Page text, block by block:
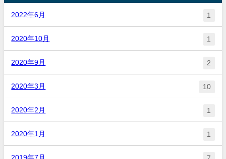
2022年6月 1
2020年10月 1
2020年9月 2
2020年3月 10
2020年2月 1
2020年1月 1
2019年7月